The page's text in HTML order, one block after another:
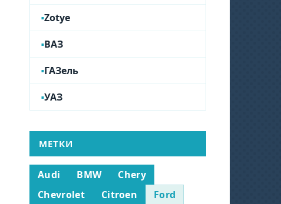
Zotye
ВАЗ
ГАЗель
УАЗ
МЕТКИ
Audi BMW
Chery
Chevrolet
Citroen
Ford